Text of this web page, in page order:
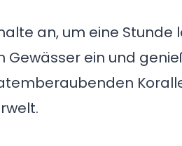
an, um eine Stunde
Gewässer ein und